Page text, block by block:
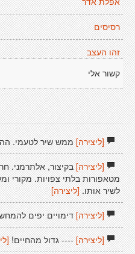
רסיסים
זהו העצב
קשור אלי
[ליצירה]ממש שיר לטעמי.
[ליצירה]בקיצור, אלתרמני.
מטאפורות בלתי צפויות. מקורי
לשיר אותו. [ליצירה]
[ליצירה]דימויים יפים
[ליצירה]---- גדול מהחיים!